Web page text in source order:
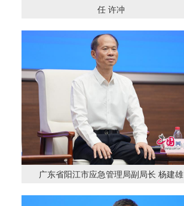
任 许冲
广东省阳江市应急管理局副局长 杨建雄